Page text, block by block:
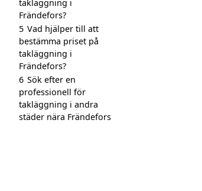
takläggning i
Frändefors?
5 Vad hjälper till att
bestämma priset på
takläggning i
Frändefors?
6 Sök efter en
professionell för
takläggning i andra
städer nära Frändefors